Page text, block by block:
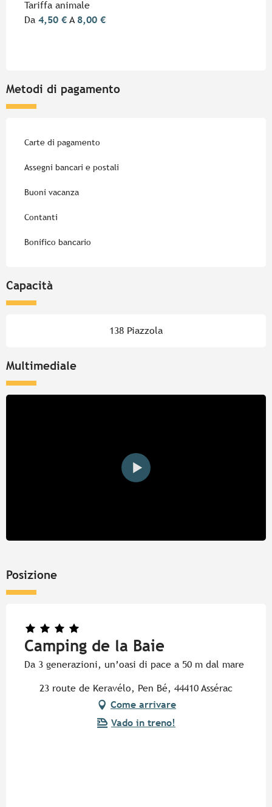
Tariffa animale
Da 4,50 € A 8,00 €
Metodi di pagamento
Carte di pagamento
Assegni bancari e postali
Buoni vacanza
Contanti
Bonifico bancario
Capacità
138 Piazzola
Multimediale
Posizione
Camping de la Baie
Da 3 generazioni, un’oasi di pace a 50 m dal mare
23 route de Keravélo, Pen Bé, 44410 Assérac
Come arrivare
Vado in treno!